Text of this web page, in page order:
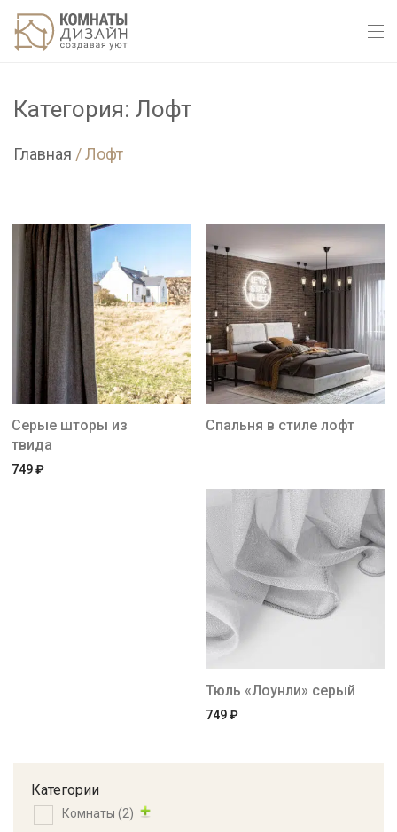
Категория: Лофт
Главная /Лофт
Категории
Комнаты (2)
Серые шторы из
твида
749₽
Спальня в стиле лофт
Тюль «Лоунли» серый
749₽